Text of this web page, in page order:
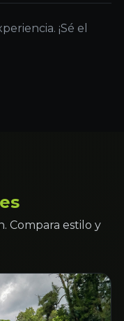
¡Sé el
Compara estilo y